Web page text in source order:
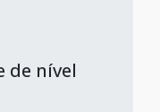
de nível